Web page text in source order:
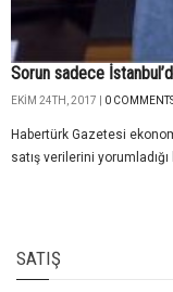
Sorun sadece
EKIM 24TH, 2017 | 0
Habertürk Gazetesi
satış verilerini yorumladığı
SATIŞ